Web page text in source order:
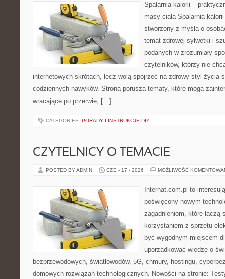
Spalarnia kalorii –
masy ciała Spalarnia
stworzony z myślą o
temat zdrowej sylwetki i
podanych w zrozumiały
czytelników, którzy nie
internetowych skrótach, lecz wolą spojrzeć na zdrowy styl życia
codziennych nawyków. Strona porusza tematy, które mogą
wracające po przerwie, […]
CATEGORIES: PORADY I INSTRUKCJE DIY
CZYTELNICY O TEMACIE
POSTED BY ADMIN CZE - 17 - 2026 MOŻLIWOŚĆ
Internat.com.pl to
poświęcony nowym
zagadnieniom, które łączą
korzystaniem z sprzętu
być wygodnym miejscem
uporządkować wiedzę o
bezprzewodowych, światłowodów, 5G, chmury, hostingu,
domowych rozwiązań technologicznych. Nowości na stronie: